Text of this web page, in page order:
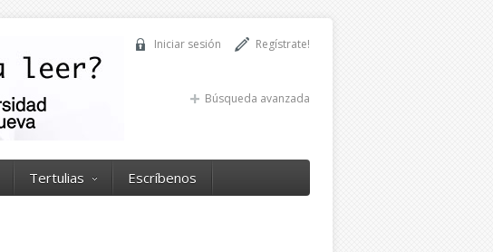
Regístrate!
Iniciar sesión
Búsqueda avanzada
Tertulias Escríbenos